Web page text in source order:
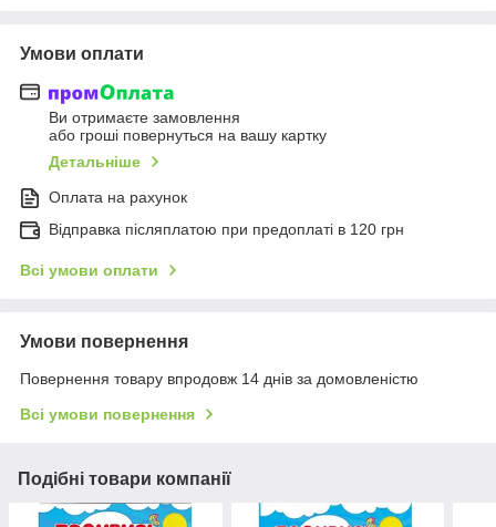
Умови оплати
Ви отримаєте замовлення
або гроші повернуться на вашу картку
Детальніше
Оплата на рахунок
Відправка післяплатою при предоплаті в 120 грн
Всі умови оплати
Умови повернення
Повернення товару впродовж 14 днів за домовленістю
Всі умови повернення
Подібні товари компанії